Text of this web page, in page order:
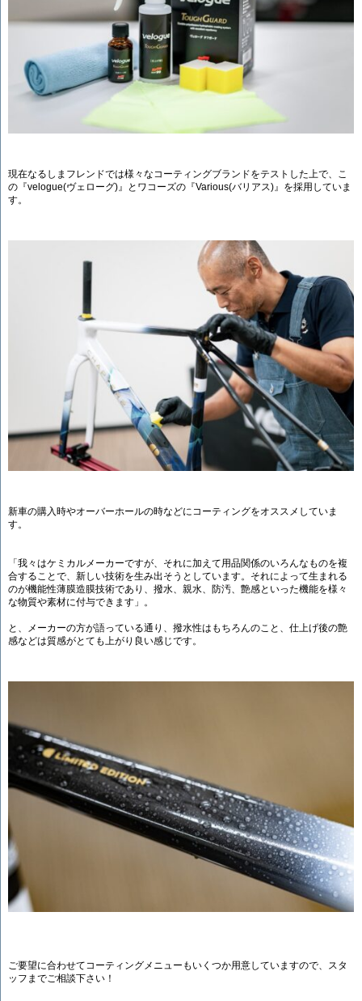
現在なるしまフレンドでは様々なコーティングブランドをテストした上で、こ
の『velogue(ヴェローグ)』とワコーズの『Various(バリアス)』を採用していま
す。
新車の購入時やオーバーホールの時などにコーティングをオススメしていま
す。
「我々はケミカルメーカーですが、それに加えて用品関係のいろんなものを複
合することで、新しい技術を生み出そうとしています。それによって生まれる
のが機能性薄膜造膜技術であり、撥水、親水、防汚、艶感といった機能を様々
な物質や素材に付与できます」。
と、メーカーの方が語っている通り、撥水性はもちろんのこと、仕上げ後の艶
感などは質感がとても上がり良い感じです。
ご要望に合わせてコーティングメニューもいくつか用意していますので、スタ
ッフまでご相談下さい！